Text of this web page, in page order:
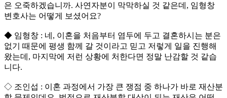
은 오죽하겠습니까. 사연자분이 막막하실 것 같은데, 임형창
변호사는 어떻게 보셨어요?
◆ 임형창 : 네, 이혼을 처음부터 염두에 두고 결혼하시는 분은
없기 때문에 평생 함께 갈 것이라고 믿고 저렇게 일을 진행해
왔는데, 마지막에 저런 상황에 처한다면 정말 난감할 것 같습
니다.
◇ 조인섭 : 이혼 과정에서 가장 큰 쟁점 중 하나가 바로 재산분